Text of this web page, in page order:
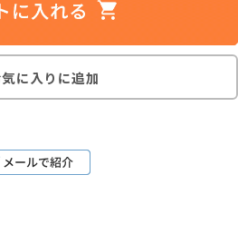
ら探す（メンズ）
S M L XL
S M L XL
S M